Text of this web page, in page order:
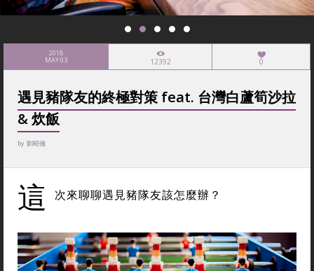
2018
MAY 03 12392 0
遇見豬隊友的終極對策 feat. 台灣白蘆筍沙拉
& 炊飯
by 劉昭儀
這 次來聊聊遇見豬隊友該怎麼辦？